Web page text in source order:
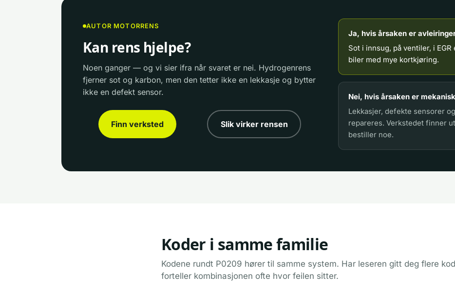
AUTOR MOTORRENS
Kan rens hjelpe?
Noen ganger — og vi sier ifra når svaret er nei. Hydrogenrens
fjerner sot og karbon, men den tetter ikke en lekkasje og bytter
ikke en defekt sensor.
Finn verksted Slik virker rensen
Ja, hvis årsaken er
Sot i innsug, på ventiler, i
biler med mye kortkjøring.
Nei, hvis årsaken er
Lekkasjer, defekte sensorer
repareres. Verkstedet finner
bestiller noe.
Koder i samme familie
Kodene rundt P0209 hører til samme system. Har leseren gitt deg flere
forteller kombinasjonen ofte hvor feilen sitter.